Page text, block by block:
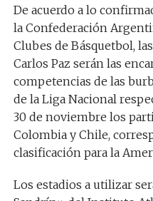
De acuerdo a lo
la Confederación
Clubes de Básquetbol,
Carlos Paz serán las
competencias de las
de la Liga Nacional
30 de noviembre los
Colombia y Chile,
clasificación para la
Los estadios a utilizar